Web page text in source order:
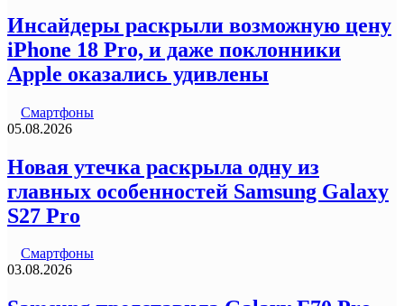
Инсайдеры раскрыли возможную цену
iPhone 18 Pro, и даже поклонники
Apple оказались удивлены
Смартфоны
05.08.2026
Новая утечка раскрыла одну из
главных особенностей Samsung Galaxy
S27 Pro
Смартфоны
03.08.2026